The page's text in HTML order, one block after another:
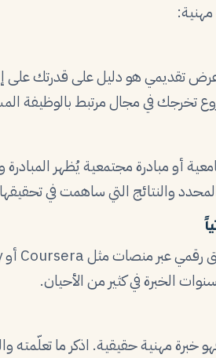
تقديمي هو دليل على قدرتك على
تخرجك في مجال مرتبط بالوظيفة
أو مبادرة مجتمعية يُظهر
والنتائج التي ساهمت في
الخبرة في كثير من الأحيان.
خبرة مهنية حقيقية. اذكر ما تعلّمته